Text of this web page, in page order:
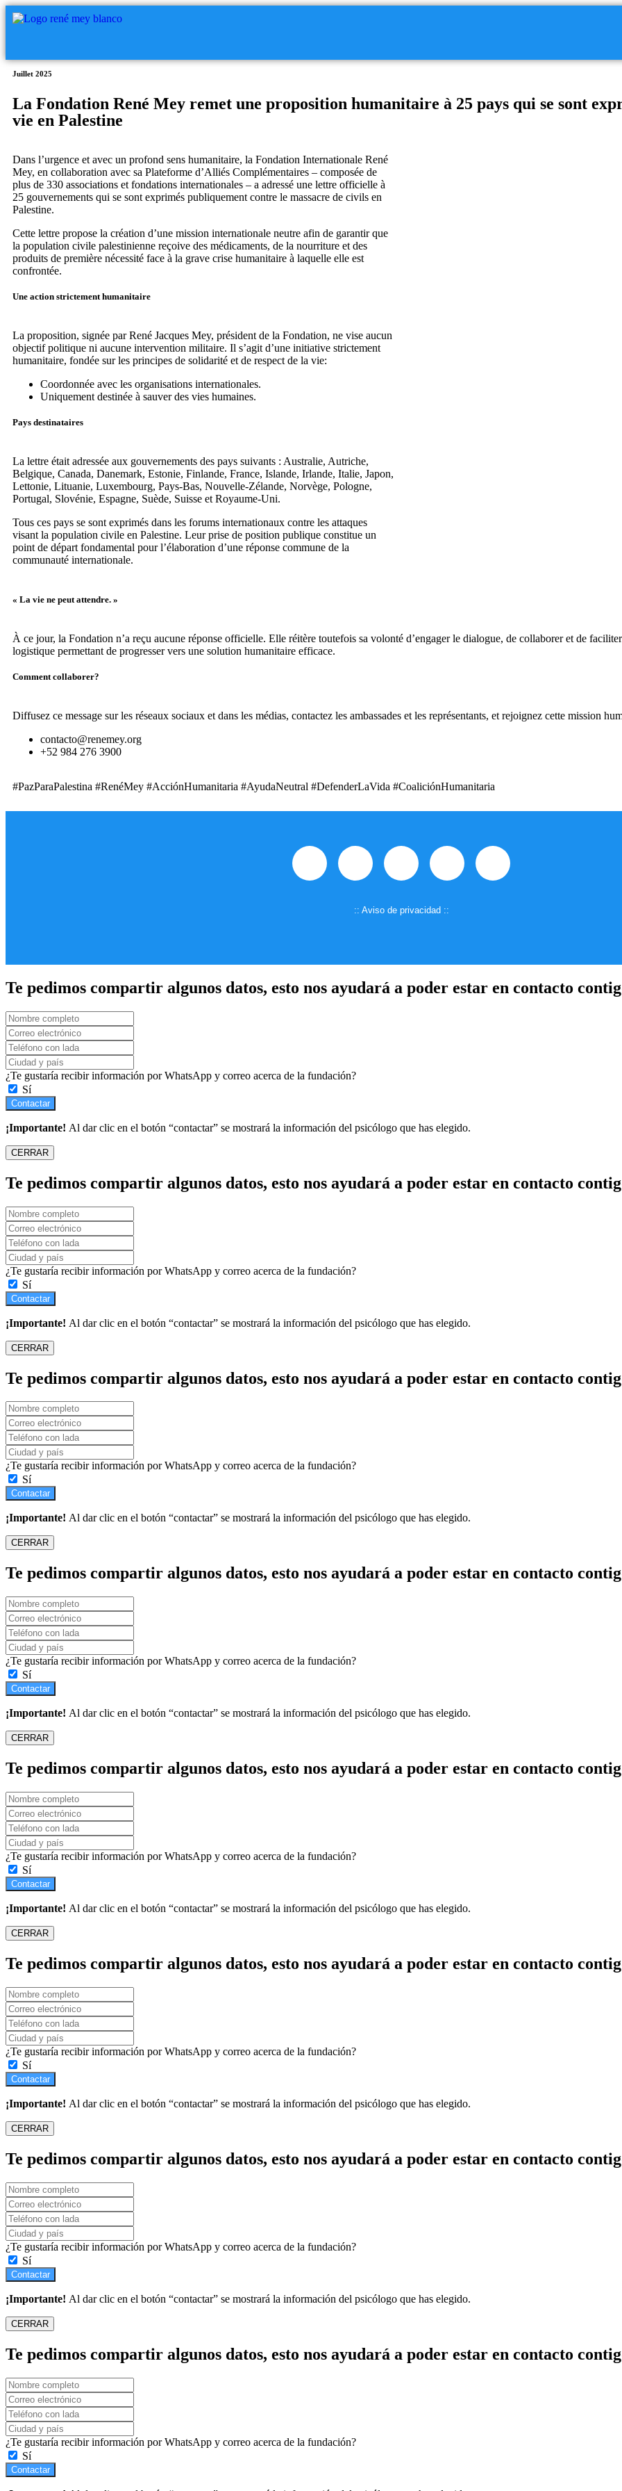
Juillet 2025
La Fondation René Mey remet une proposition humanitaire à 25 pays qui se sont
vie en Palestine
Dans l’urgence et avec un profond sens humanitaire, la Fondation Internationale René
Mey, en collaboration avec sa Plateforme d’Alliés Complémentaires – composée de
plus de 330 associations et fondations internationales – a adressé une lettre officielle à
25 gouvernements qui se sont exprimés publiquement contre le massacre de civils en
Palestine.
Cette lettre propose la création d’une mission internationale neutre afin de garantir que
la population civile palestinienne reçoive des médicaments, de la nourriture et des
produits de première nécessité face à la grave crise humanitaire à laquelle elle est
confrontée.
Une action strictement humanitaire
La proposition, signée par René Jacques Mey, président de la Fondation, ne vise aucun
objectif politique ni aucune intervention militaire. Il s’agit d’une initiative strictement
humanitaire, fondée sur les principes de solidarité et de respect de la vie:
Coordonnée avec les organisations internationales.
Uniquement destinée à sauver des vies humaines.
Pays destinataires
La lettre était adressée aux gouvernements des pays suivants : Australie, Autriche,
Belgique, Canada, Danemark, Estonie, Finlande, France, Islande, Irlande, Italie, Japon,
Lettonie, Lituanie, Luxembourg, Pays-Bas, Nouvelle-Zélande, Norvège, Pologne,
Portugal, Slovénie, Espagne, Suède, Suisse et Royaume-Uni.
Tous ces pays se sont exprimés dans les forums internationaux contre les attaques
visant la population civile en Palestine. Leur prise de position publique constitue un
point de départ fondamental pour l’élaboration d’une réponse commune de la
communauté internationale.
« La vie ne peut attendre. »
À ce jour, la Fondation n’a reçu aucune réponse officielle. Elle réitère toutefois sa volonté d’engager le dialogue, de collaborer et de
logistique permettant de progresser vers une solution humanitaire efficace.
Comment collaborer?
Diffusez ce message sur les réseaux sociaux et dans les médias, contactez les ambassades et les représentants, et rejoignez cette mission
contacto@renemey.org
+52 984 276 3900
#PazParaPalestina #RenéMey #AcciónHumanitaria #AyudaNeutral #DefenderLaVida #CoaliciónHumanitaria
:: Aviso de privacidad ::
Te pedimos compartir algunos datos, esto nos ayudará a poder estar en contacto
¿Te gustaría recibir información por WhatsApp y correo acerca de la fundación?
Sí
Contactar
¡Importante! Al dar clic en el botón “contactar” se mostrará la información del psicólogo que has elegido.
CERRAR
Te pedimos compartir algunos datos, esto nos ayudará a poder estar en contacto
¿Te gustaría recibir información por WhatsApp y correo acerca de la fundación?
Sí
Contactar
¡Importante! Al dar clic en el botón “contactar” se mostrará la información del psicólogo que has elegido.
CERRAR
Te pedimos compartir algunos datos, esto nos ayudará a poder estar en contacto
¿Te gustaría recibir información por WhatsApp y correo acerca de la fundación?
Sí
Contactar
¡Importante! Al dar clic en el botón “contactar” se mostrará la información del psicólogo que has elegido.
CERRAR
Te pedimos compartir algunos datos, esto nos ayudará a poder estar en contacto
¿Te gustaría recibir información por WhatsApp y correo acerca de la fundación?
Sí
Contactar
¡Importante! Al dar clic en el botón “contactar” se mostrará la información del psicólogo que has elegido.
CERRAR
Te pedimos compartir algunos datos, esto nos ayudará a poder estar en contacto
¿Te gustaría recibir información por WhatsApp y correo acerca de la fundación?
Sí
Contactar
¡Importante! Al dar clic en el botón “contactar” se mostrará la información del psicólogo que has elegido.
CERRAR
Te pedimos compartir algunos datos, esto nos ayudará a poder estar en contacto
¿Te gustaría recibir información por WhatsApp y correo acerca de la fundación?
Sí
Contactar
¡Importante! Al dar clic en el botón “contactar” se mostrará la información del psicólogo que has elegido.
CERRAR
Te pedimos compartir algunos datos, esto nos ayudará a poder estar en contacto
¿Te gustaría recibir información por WhatsApp y correo acerca de la fundación?
Sí
Contactar
¡Importante! Al dar clic en el botón “contactar” se mostrará la información del psicólogo que has elegido.
CERRAR
Te pedimos compartir algunos datos, esto nos ayudará a poder estar en contacto
¿Te gustaría recibir información por WhatsApp y correo acerca de la fundación?
Sí
Contactar